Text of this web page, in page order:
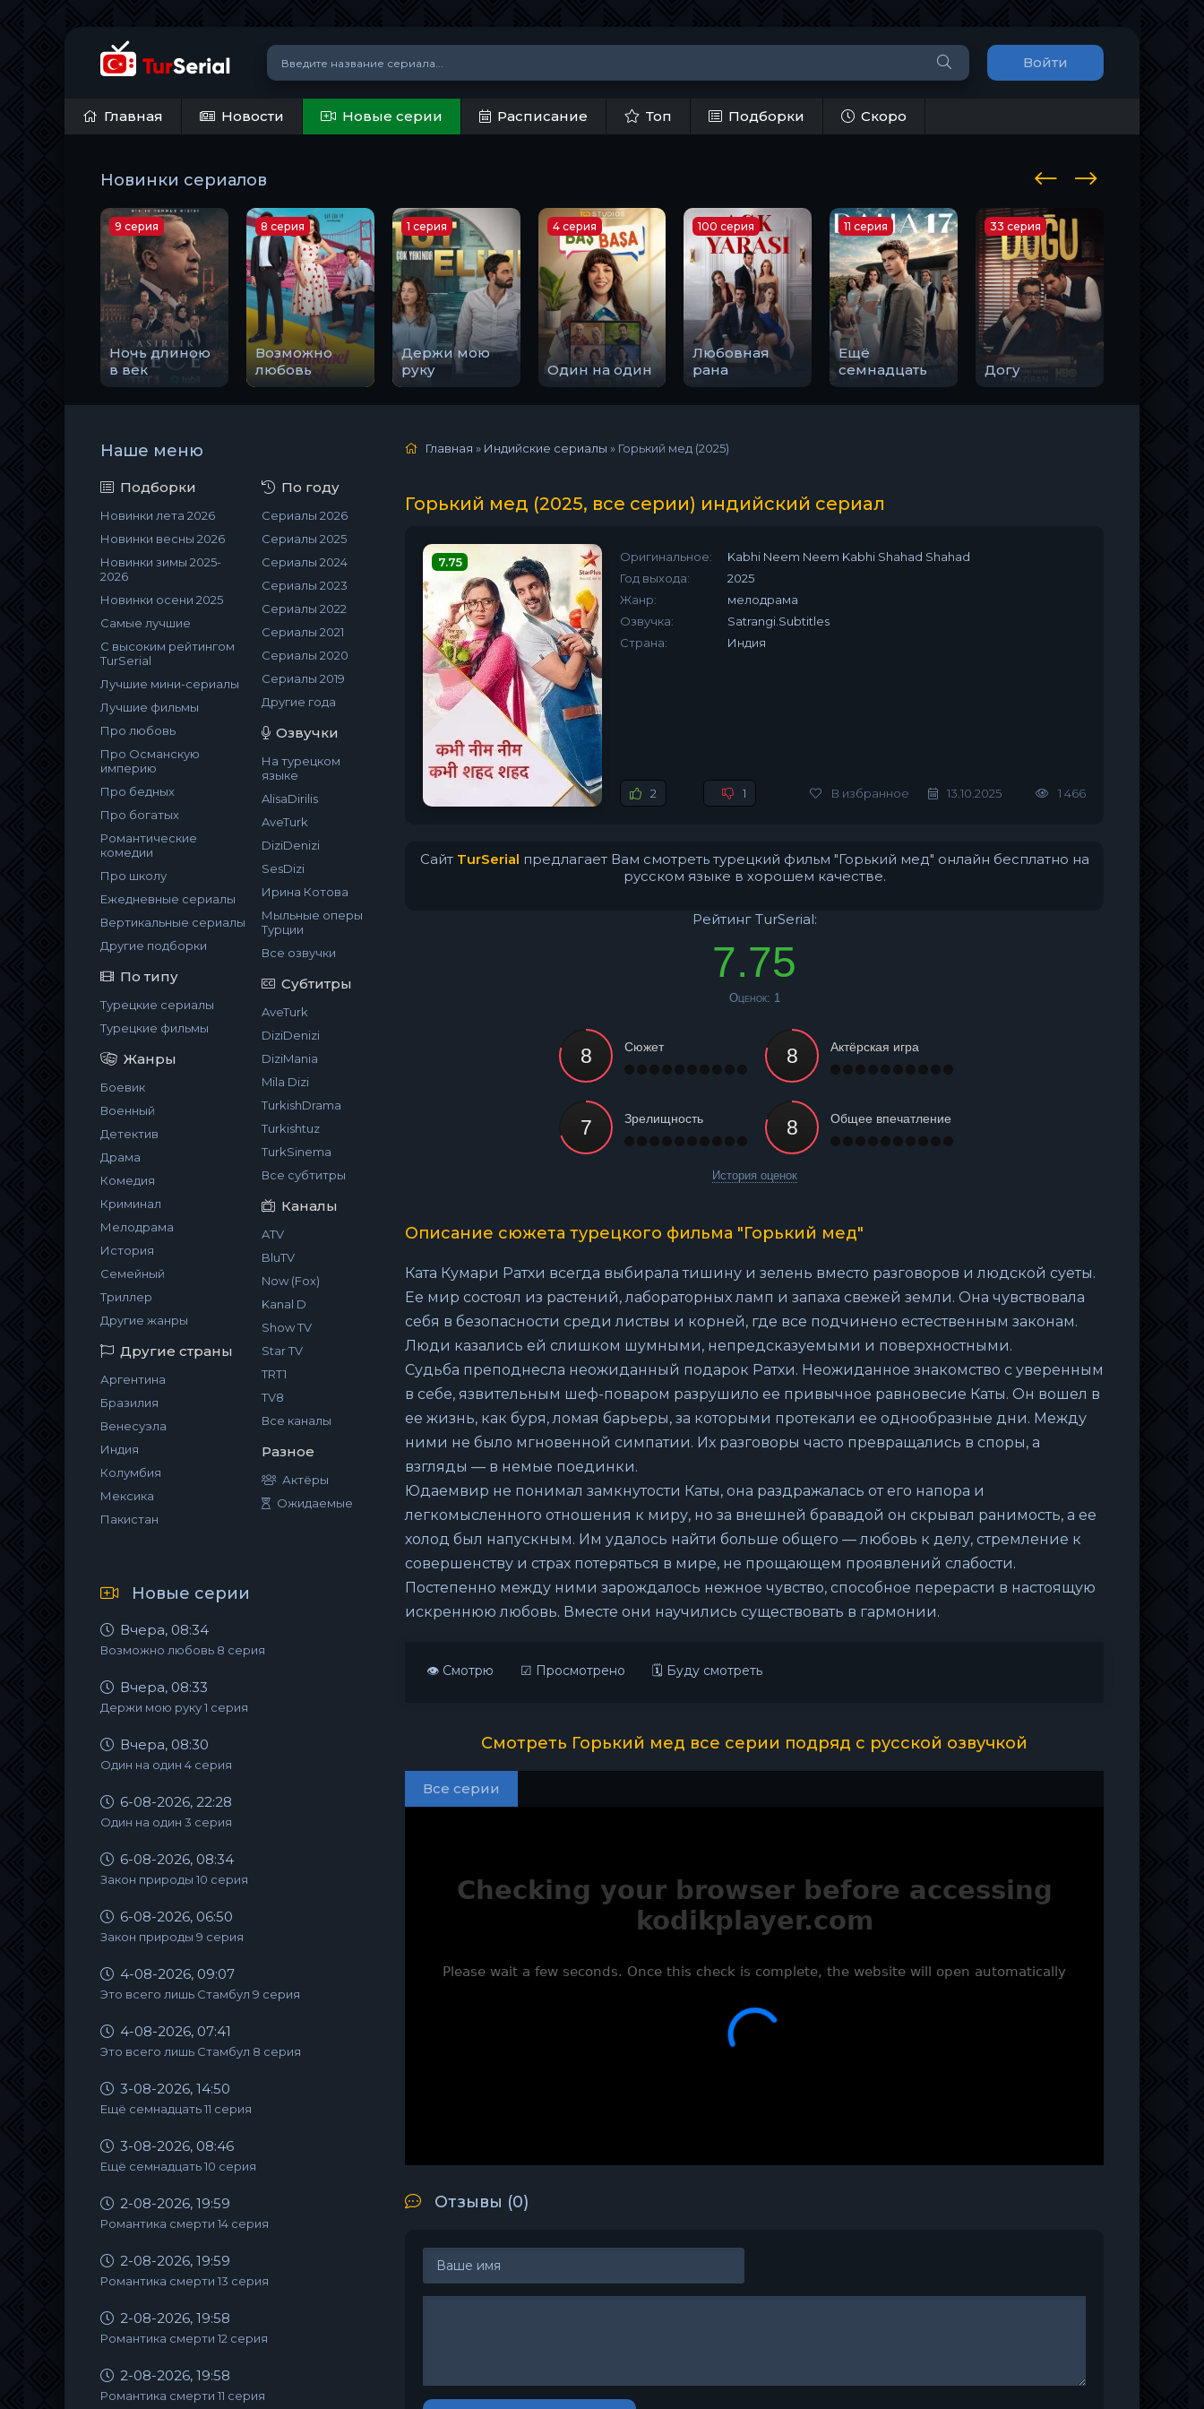
Войти
Главная Новости Новые серии Расписание Топ Подборки Скоро
Новинки сериалов
Ночь длиною
в век
9 серия
Возможно
любовь
8 серия
Держи мою
руку
1 серия
Один на один
4 серия
Любовная
рана
100 серия
Ещё
семнадцать
11 серия
Догу
33 серия
Наше меню
Подборки
Новинки лета 2026
Новинки весны 2026
Новинки зимы 2025-
2026
Новинки осени 2025
Самые лучшие
С высоким рейтингом
TurSerial
Лучшие мини-сериалы
Лучшие фильмы
Про любовь
Про Османскую
империю
Про бедных
Про богатых
Романтические
комедии
Про школу
Ежедневные сериалы
Вертикальные сериалы
Другие подборки
По типу
Турецкие сериалы
Турецкие фильмы
Жанры
Боевик
Военный
Детектив
Драма
Комедия
Криминал
Мелодрама
История
Семейный
Триллер
Другие жанры
Другие страны
Аргентина
Бразилия
Венесуэла
Индия
Колумбия
Мексика
Пакистан
По году
Сериалы 2026
Сериалы 2025
Сериалы 2024
Сериалы 2023
Сериалы 2022
Сериалы 2021
Сериалы 2020
Сериалы 2019
Другие года
Озвучки
На турецком
языке
AlisaDirilis
AveTurk
DiziDenizi
SesDizi
Ирина Котова
Мыльные оперы
Турции
Все озвучки
Субтитры
AveTurk
DiziDenizi
DiziMania
Mila Dizi
TurkishDrama
Turkishtuz
TurkSinema
Все субтитры
Каналы
ATV
BluTV
Now (Fox)
Kanal D
Show TV
Star TV
TRT1
TV8
Все каналы
Разное
Актёры
Ожидаемые
Новые серии
Вчера, 08:34
Возможно любовь 8 серия
Вчера, 08:33
Держи мою руку 1 серия
Вчера, 08:30
Один на один 4 серия
6-08-2026, 22:28
Один на один 3 серия
6-08-2026, 08:34
Закон природы 10 серия
6-08-2026, 06:50
Закон природы 9 серия
4-08-2026, 09:07
Это всего лишь Стамбул 9 серия
4-08-2026, 07:41
Это всего лишь Стамбул 8 серия
3-08-2026, 14:50
Ещё семнадцать 11 серия
3-08-2026, 08:46
Ещё семнадцать 10 серия
2-08-2026, 19:59
Романтика смерти 14 серия
2-08-2026, 19:59
Романтика смерти 13 серия
2-08-2026, 19:58
Романтика смерти 12 серия
2-08-2026, 19:58
Романтика смерти 11 серия
Главная » Индийские сериалы » Горький мед (2025)
Горький мед (2025, все серии) индийский сериал
7.75 Оригинальное:
Kabhi Neem Neem Kabhi Shahad Shahad
Год выхода:
2025
Жанр:
мелодрама
Озвучка:
Satrangi.Subtitles
Страна:
Индия
2 1 В избранное 13.10.2025 1 466
Сайт TurSerial предлагает Вам смотреть турецкий фильм "Горький мед" онлайн бесплатно на
русском языке в хорошем качестве.
Рейтинг TurSerial:
7.75
Оценок: 1
Сюжет Актёрская игра
Зрелищность Общее впечатление
История оценок
Описание сюжета турецкого фильма "Горький мед"
Ката Кумари Ратхи всегда выбирала тишину и зелень вместо разговоров и людской суеты.
Ее мир состоял из растений, лабораторных ламп и запаха свежей земли. Она чувствовала
себя в безопасности среди листвы и корней, где все подчинено естественным законам.
Люди казались ей слишком шумными, непредсказуемыми и поверхностными.
Судьба преподнесла неожиданный подарок Ратхи. Неожиданное знакомство с уверенным
в себе, язвительным шеф-поваром разрушило ее привычное равновесие Каты. Он вошел в
ее жизнь, как буря, ломая барьеры, за которыми протекали ее однообразные дни. Между
ними не было мгновенной симпатии. Их разговоры часто превращались в споры, а
взгляды — в немые поединки.
Юдаемвир не понимал замкнутости Каты, она раздражалась от его напора и
легкомысленного отношения к миру, но за внешней бравадой он скрывал ранимость, а ее
холод был напускным. Им удалось найти больше общего — любовь к делу, стремление к
совершенству и страх потеряться в мире, не прощающем проявлений слабости.
Постепенно между ними зарождалось нежное чувство, способное перерасти в настоящую
искреннюю любовь. Вместе они научились существовать в гармонии.
👁 Смотрю ☑ Просмотрено 🗓 Буду смотреть
Смотреть Горький мед все серии подряд с русской озвучкой
Все серии
Отзывы (0)